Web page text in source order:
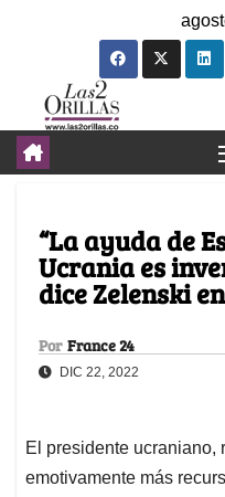
“La ayuda de
Ucrania es
dice Zelenski
Por France 24
DIC 22, 2022
El presidente ucraniano,
emotivamente más